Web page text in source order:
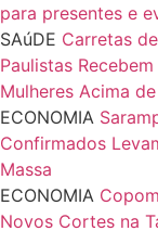
para presentes e
SAúDE Carretas
Paulistas
Mulheres Acima
ECONOMIA
Confirmados
Massa
ECONOMIA
Novos Cortes na